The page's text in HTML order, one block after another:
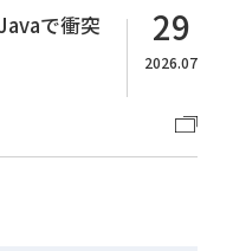
で衝突
29
2026.07